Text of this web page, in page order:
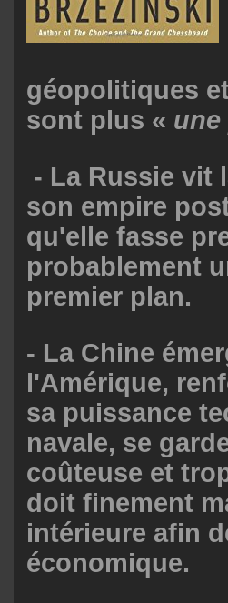
géopolitiques
sont plus «
- La Russie vit
son empire
qu'elle fasse
probablement
premier plan.
- La Chine
l'Amérique,
sa puissance
navale, se
coûteuse et
doit finement
intérieure afin
économique.